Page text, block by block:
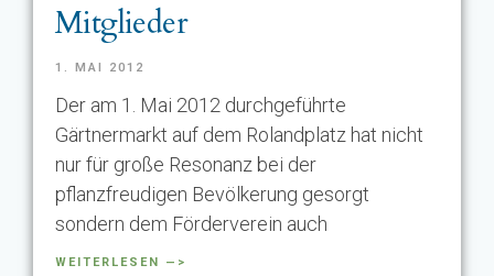
Mitglieder
1. MAI 2012
Der am 1. Mai 2012 durchgeführte
Gärtnermarkt auf dem Rolandplatz hat nicht
nur für große Resonanz bei der
pflanzfreudigen Bevölkerung gesorgt
sondern dem Förderverein auch
WEITERLESEN —>